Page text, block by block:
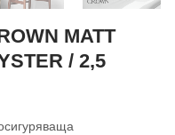
MATT
/ 2,5